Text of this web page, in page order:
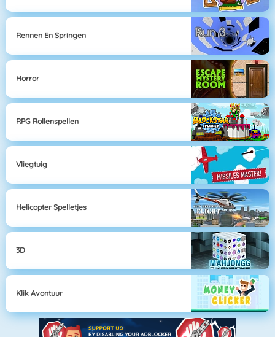
Rennen En Springen
Horror
RPG Rollenspellen
Vliegtuig
Helicopter Spelletjes
3D
Klik Avontuur